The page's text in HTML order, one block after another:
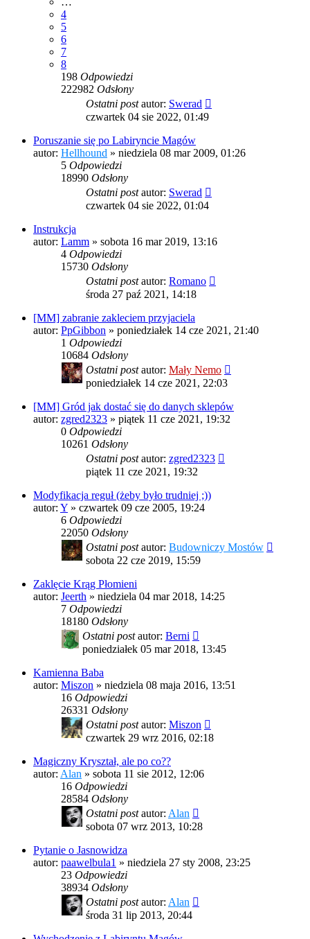
4
5
6
7
8
198 Odpowiedzi
222982 Odsłony
Ostatni postautor: Swerad
czwartek 04 sie 2022, 01:49
Poruszanie się po Labiryncie Magów
autor: Hellhound » niedziela 08 mar 2009, 01:26
5 Odpowiedzi
18990 Odsłony
Ostatni postautor: Swerad
czwartek 04 sie 2022, 01:04
Instrukcja
autor: Lamm » sobota 16 mar 2019, 13:16
4 Odpowiedzi
15730 Odsłony
Ostatni postautor: Romano
środa 27 paź 2021, 14:18
[MM] zabranie zakleciem przyjaciela
autor: PpGibbon » poniedziałek 14 cze 2021, 21:40
1 Odpowiedzi
10684 Odsłony
Ostatni postautor: Mały Nemo
poniedziałek 14 cze 2021, 22:03
[MM] Gród jak dostać się do danych sklepów
autor: zgred2323 » piątek 11 cze 2021, 19:32
0 Odpowiedzi
10261 Odsłony
Ostatni postautor: zgred2323
piątek 11 cze 2021, 19:32
Modyfikacja reguł (żeby było trudniej ;))
autor: Y » czwartek 09 cze 2005, 19:24
6 Odpowiedzi
22050 Odsłony
Ostatni postautor: Budowniczy Mostów
sobota 22 cze 2019, 15:59
Zaklęcie Krąg Płomieni
autor: Jeerth » niedziela 04 mar 2018, 14:25
7 Odpowiedzi
18180 Odsłony
Ostatni postautor: Berni
poniedziałek 05 mar 2018, 13:45
Kamienna Baba
autor: Miszon » niedziela 08 maja 2016, 13:51
16 Odpowiedzi
26331 Odsłony
Ostatni postautor: Miszon
czwartek 29 wrz 2016, 02:18
Magiczny Kryształ, ale po co??
autor: Alan » sobota 11 sie 2012, 12:06
16 Odpowiedzi
28584 Odsłony
Ostatni postautor: Alan
sobota 07 wrz 2013, 10:28
Pytanie o Jasnowidza
autor: paawelbula1 » niedziela 27 sty 2008, 23:25
23 Odpowiedzi
38934 Odsłony
Ostatni postautor: Alan
środa 31 lip 2013, 20:44